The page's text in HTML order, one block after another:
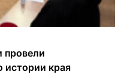
провели
истории края